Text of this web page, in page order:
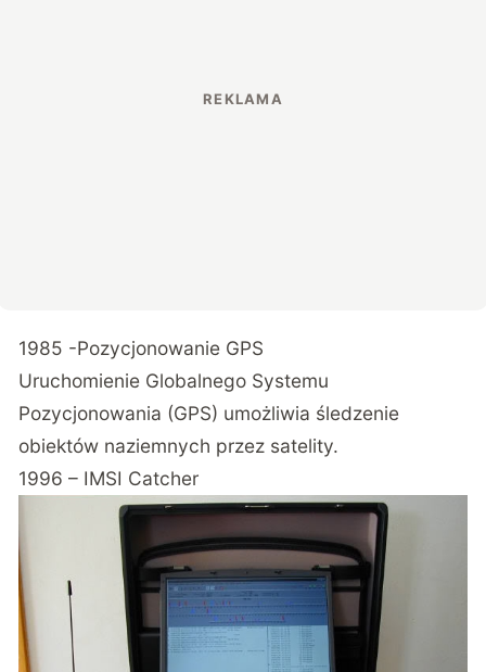
1985 -Pozycjonowanie GPS
Uruchomienie Globalnego Systemu
Pozycjonowania (GPS) umożliwia śledzenie
obiektów naziemnych przez satelity.
1996 – IMSI Catcher